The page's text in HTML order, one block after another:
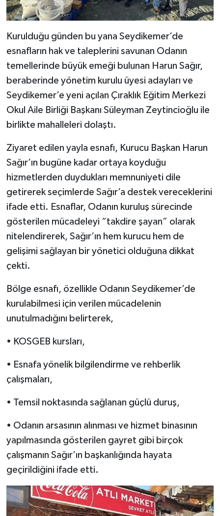
Kurulduğu günden bu yana Seydikemer’de
esnafların hak ve taleplerini savunan Odanın
temellerinde büyük emeği bulunan Harun Sağır,
beraberinde yönetim kurulu üyesi adayları ve
Seydikemer’e yeni açılan Çıraklık Eğitim Merkezi
Okul Aile Birliği Başkanı Süleyman Zeytincioğlu ile
birlikte mahalleleri dolaştı.
Ziyaret edilen yayla esnafı, Kurucu Başkan Harun
Sağır’ın bugüne kadar ortaya koyduğu
hizmetlerden duydukları memnuniyeti dile
getirerek seçimlerde Sağır’a destek vereceklerini
ifade etti. Esnaflar, Odanın kuruluş sürecinde
gösterilen mücadeleyi “takdire şayan” olarak
nitelendirerek, Sağır’ın hem kurucu hem de
gelişimi sağlayan bir yönetici olduğuna dikkat
çekti.
Bölge esnafı, özellikle Odanın Seydikemer’de
kurulabilmesi için verilen mücadelenin
unutulmadığını belirterek,
• KOSGEB kursları,
• Esnafa yönelik bilgilendirme ve rehberlik
çalışmaları,
• Temsil noktasında sağlanan güçlü duruş,
• Odanın arsasının alınması ve hizmet binasının
yapılmasında gösterilen gayret gibi birçok
çalışmanın Sağır’ın başkanlığında hayata
geçirildiğini ifade etti.